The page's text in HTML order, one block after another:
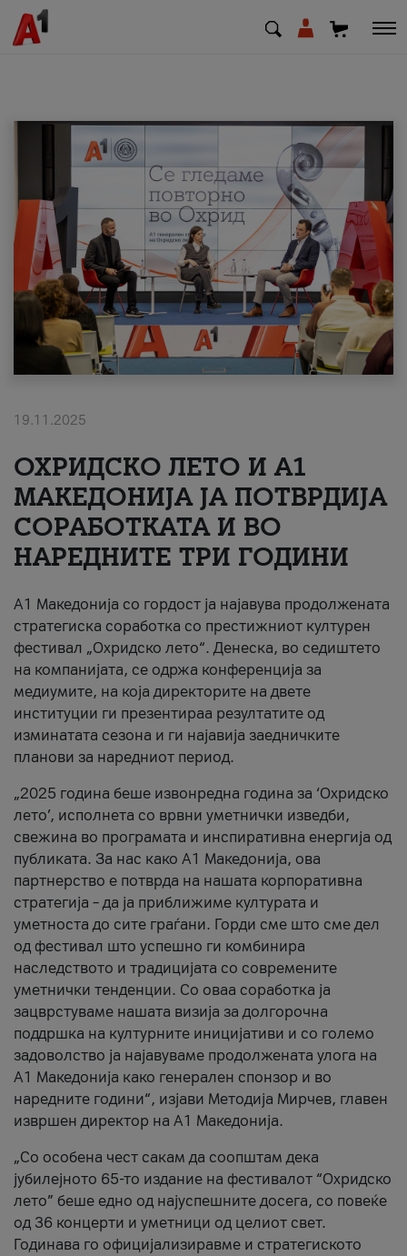
МК SQ
Приватни Деловни
Поддршка
Надополни кредит
#ПодобарОнлајн
19.11.2025
ОХРИДСКО ЛЕТО И A1
МАКЕДОНИЈА ЈА ПОТВРДИЈА
СОРАБОТКАТА И ВО
НАРЕДНИТЕ ТРИ ГОДИНИ
A1 Македонија со гордост ја најавува продолжената
стратегиска соработка со престижниот културен
фестивал „Охридско лето“. Денеска, во седиштето
на компанијата, се одржа конференција за
медиумите, на која директорите на двете
институции ги презентираа резултатите од
изминатата сезона и ги најавија заедничките
планови за наредниот период.
„2025 година беше извонредна година за ‘Охридско
лето’, исполнета со врвни уметнички изведби,
свежина во програмата и инспиративна енергија од
публиката. За нас како A1 Македонија, ова
партнерство е потврда на нашата корпоративна
стратегија – да ја приближиме културата и
уметноста до сите граѓани. Горди сме што сме дел
од фестивал што успешно ги комбинира
наследството и традицијата со современите
уметнички тенденции. Со оваа соработка ја
зацврстуваме нашата визија за долгорочна
поддршка на културните иницијативи и со големо
задоволство ја најавуваме продолжената улога на
A1 Македонија како генерален спонзор и во
наредните години“, изјави Методија Мирчев, главен
извршен директор на A1 Македонија.
„Со особена чест сакам да соопштам дека
јубилејното 65-то издание на фестивалот “Охридско
лето” беше едно од најуспешните досега, со повеќе
од 36 концерти и уметници од целиот свет.
Годинава го официјализиравме и стратегиското